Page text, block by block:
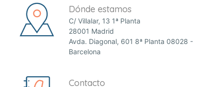
Dónde estamos
C/ Villalar, 13 1ª Planta
28001 Madrid
Avda. Diagonal, 601 8ª Planta 08028 -
Barcelona
Contacto